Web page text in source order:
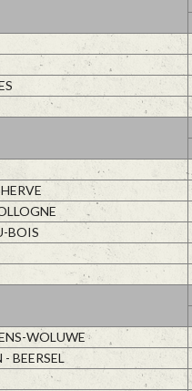
BOIS
WOLUWE
BEERSEL